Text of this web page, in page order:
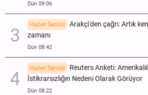
Dün 09:06
Haber Servisi
Arakçi'den çağrı: Artık
zamanı
Dün 08:42
Haber Servisi
Reuters Anketi:
İstikrarsızlığın Nedeni Olarak Görüyor
Dün 08:22